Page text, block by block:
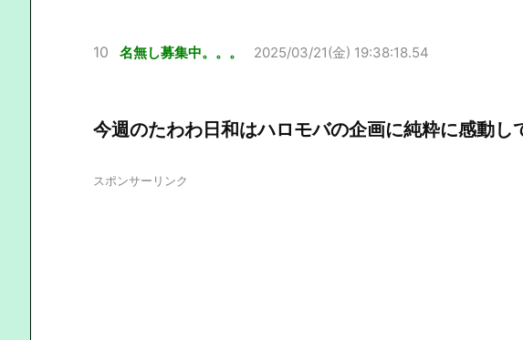
10 名無し募集中。。。 2025/03/21(金) 19:38:18.54
今週のたわわ日和はハロモバの企画に純粋に感動し
スポンサーリンク